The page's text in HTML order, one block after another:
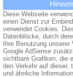
Diese Webseite
einen Dienst zur
verwendet Cookies.
Datenblöcke, durch
Ihre Benutzung
Google AdSense
sichtbare Grafiken, die
den Verkehr auf dieser,
und ähnliche